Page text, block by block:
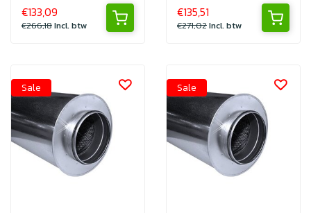
€133,09
€266,18Incl. btw
€135,51
€271,02Incl. btw
Sale Sale